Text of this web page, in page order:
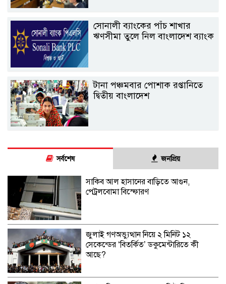
সোনালী ব্যাংকের পাঁচ শাখার
ঋণসীমা তুলে নিল বাংলাদেশ ব্যাংক
টানা পঞ্চমবার পোশাক রপ্তানিতে
দ্বিতীয় বাংলাদেশ
সর্বশেষ জনপ্রিয়
সাকিব আল হাসানের বাড়িতে আগুন,
পেট্রলবোমা বিস্ফোরণ
জুলাই গণঅভ্যুত্থান নিয়ে ২ মিনিট ১২
সেকেন্ডের ‘বিতর্কিত’ ডকুমেন্টারিতে কী
আছে?